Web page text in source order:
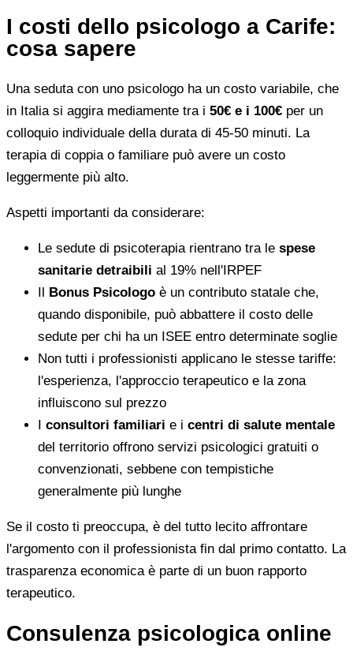
I costi dello psicologo a Carife:
cosa sapere
Una seduta con uno psicologo ha un costo variabile, che
in Italia si aggira mediamente tra i 50€ e i 100€ per un
colloquio individuale della durata di 45-50 minuti. La
terapia di coppia o familiare può avere un costo
leggermente più alto.
Aspetti importanti da considerare:
Le sedute di psicoterapia rientrano tra le spese
sanitarie detraibili al 19% nell'IRPEF
Il Bonus Psicologo è un contributo statale che,
quando disponibile, può abbattere il costo delle
sedute per chi ha un ISEE entro determinate soglie
Non tutti i professionisti applicano le stesse tariffe:
l'esperienza, l'approccio terapeutico e la zona
influiscono sul prezzo
I consultori familiari e i centri di salute mentale
del territorio offrono servizi psicologici gratuiti o
convenzionati, sebbene con tempistiche
generalmente più lunghe
Se il costo ti preoccupa, è del tutto lecito affrontare
l'argomento con il professionista fin dal primo contatto. La
trasparenza economica è parte di un buon rapporto
terapeutico.
Consulenza psicologica online